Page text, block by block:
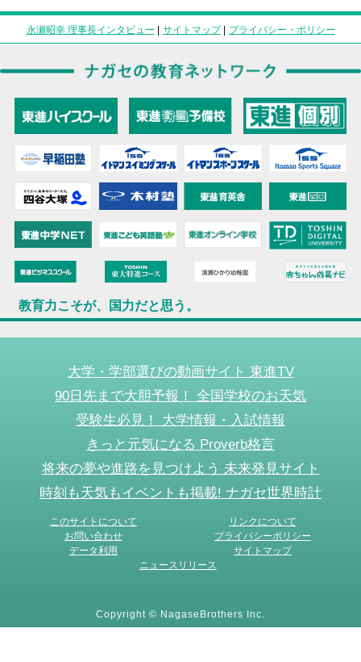
永瀬昭幸 理事長インタビュー サイトマップ| プライバシー・ポリシー
教育力こそが、国力だと思う。
大学・学部選びの動画サイト 東進TV
90日先まで大胆予報！ 全国学校のお天気
受験生必見！ 大学情報・入試情報
きっと元気になる Proverb格言
将来の夢や進路を見つけよう 未来発見サイト
時刻も天気もイベントも掲載! ナガセ世界時計
このサイトについて
リンクについて
お問い合わせ
プライバシーポリシー
データ利用
サイトマップ
ニュースリリース
Copyright © NagaseBrothers Inc.